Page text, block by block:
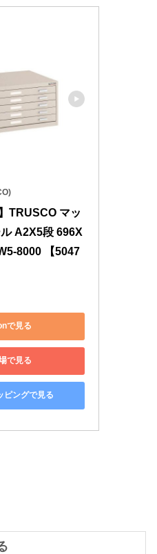
TRUSCO マッ
A2X5段 696X
8000 【5047
で見る
で見る
ピングで見る